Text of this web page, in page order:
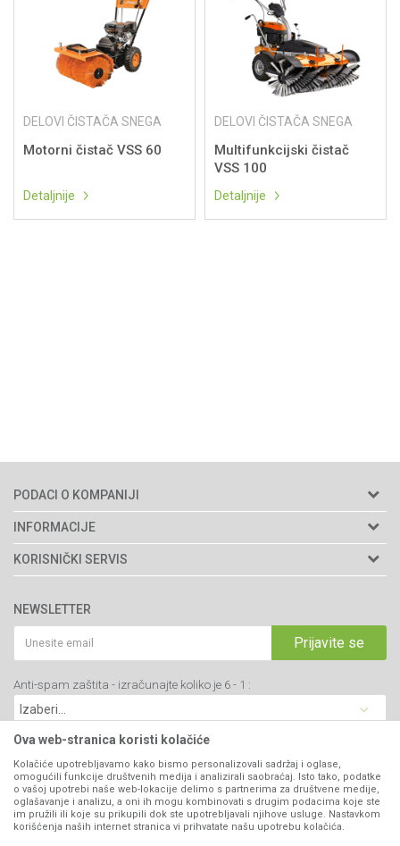
DELOVI ČISTAČA SNEGA
Motorni čistač VSS 60
Detaljnije
DELOVI ČISTAČA SNEGA
Multifunkcijski čistač
VSS 100
Detaljnije
PODACI O KOMPANIJI
Agromarket doo
Adresa: Kraljevačkog bataljona 235/2
34000 Kragujevac, Srbija
webshop@agromarket.rs
PIB: 102135221
Matični broj: 07593252
INFORMACIJE
O nama
Prodavnice
Brendovi
Katalozi
Blog
Najčešća pitanja
KORISNIČKI SERVIS
Politika privatnosti
Kako kupiti
Isporuka
Click & Collect
Načini plaćanja
Plaćanje karticama
Web kredit Raiffeisen banke
Pravo na odustajanje
Reklamacije
NEWSLETTER
Prijavite se
Anti-spam zaštita - izračunajte koliko je 6 - 1 :
VIBER I SMS NEWSLETTER
Prijavite se
Ova web-stranica koristi kolačiće
Kolačiće upotrebljavamo kako bismo personalizovali sadržaj i oglase,
omogućili funkcije društvenih medija i analizirali saobraćaj. Isto tako, podatke
o vašoj upotrebi naše web-lokacije delimo s partnerima za društvene medije,
oglašavanje i analizu, a oni ih mogu kombinovati s drugim podacima koje ste
im pružili ili koje su prikupili dok ste upotrebljavali njihove usluge. Nastavkom
korišćenja naših internet stranica vi prihvatate našu upotrebu kolačića.